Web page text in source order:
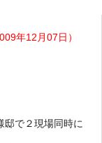
年12月07日）
邸で２現場同時に